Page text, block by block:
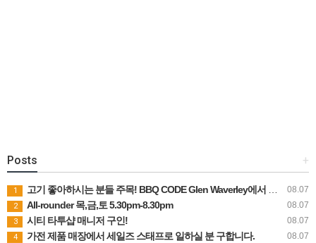
+
Posts
08.07
1 고기 좋아하시는 분들 주목! BBQ CODE Glen Waverley에서 함께해요
08.07
2 All-rounder 목,금,토 5.30pm-8.30pm
08.07
3 시티 타투샵 매니저 구인!
08.07
4 가전 제품 매장에서 세일즈 스태프로 일하실 분 구합니다.